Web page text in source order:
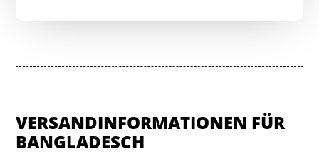
VERSANDINFORMATIONEN FÜR
BANGLADESCH